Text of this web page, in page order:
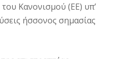
Κανονισμού (ΕΕ) υπ’
ήσσονος σημασίας